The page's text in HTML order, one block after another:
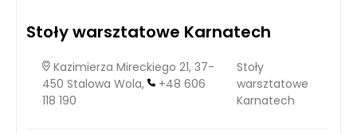
Stoły warsztatowe Karnatech
Kazimierza Mireckiego 21, 37-
450 Stalowa Wola,
+48 606
118 190
Stoły
warsztatowe
Karnatech